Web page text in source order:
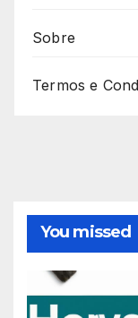
Sobre
Termos e
You missed